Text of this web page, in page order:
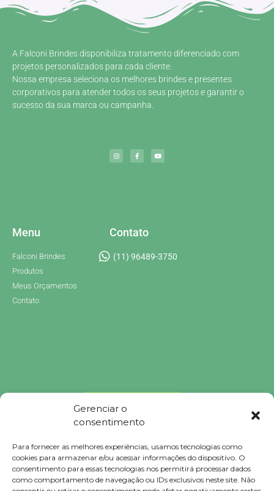
Gerenciar o
consentimento
Para fornecer as melhores experiências, usamos tecnologias como
cookies para armazenar e/ou acessar informações do dispositivo. O
consentimento para essas tecnologias nos permitirá processar dados
como comportamento de navegação ou IDs exclusivos neste site. Não
A Falconi Brindes disponibiliza tratamento diferenciado com
projetos personalizados para cada cliente.
Nossa empresa seleciona os melhores brindes e presentes
corporativos para atender todos os seus projetos e garantir o
sucesso da sua marca ou campanha.
Menu
Falconi Brindes
Produtos
Meus Orçamentos
Contato
Contato
(11) 96489-3750
Brindes Personalizados
Brindes Personalizados SP
Brindes Corporativos
Brindes Corporativos SP